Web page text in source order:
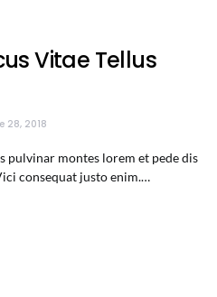
Vitae Tellus
28, 2018
pulvinar montes lorem et pede dis
consequat justo enim.…